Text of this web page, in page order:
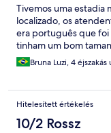
Tivemos uma estadia
localizado, os
era português que
tinham um bom
Bruna Luzi, 4 éjszakás
Hitelesített értékelés
10/2 Rossz